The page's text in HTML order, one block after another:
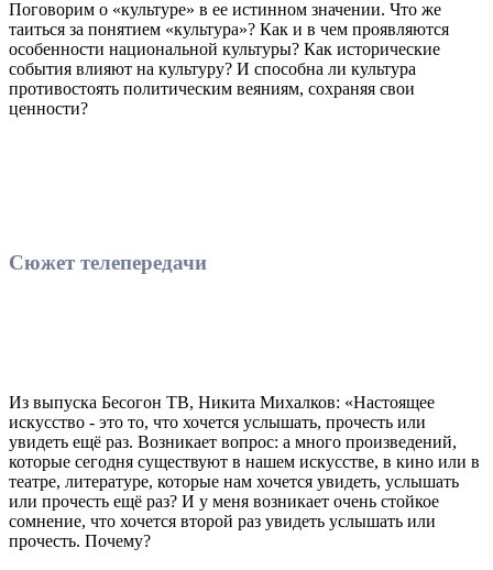
Поговорим о «культуре» в ее истинном значении. Что же
таиться за понятием «культура»? Как и в чем проявляются
особенности национальной культуры? Как исторические
события влияют на культуру? И способна ли культура
противостоять политическим веяниям, сохраняя свои
ценности?
Сюжет телепередачи
Из выпуска Бесогон ТВ, Никита Михалков: «Настоящее
искусство - это то, что хочется услышать, прочесть или
увидеть ещё раз. Возникает вопрос: а много произведений,
которые сегодня существуют в нашем искусстве, в кино или в
театре, литературе, которые нам хочется увидеть, услышать
или прочесть ещё раз? И у меня возникает очень стойкое
сомнение, что хочется второй раз увидеть услышать или
прочесть. Почему?